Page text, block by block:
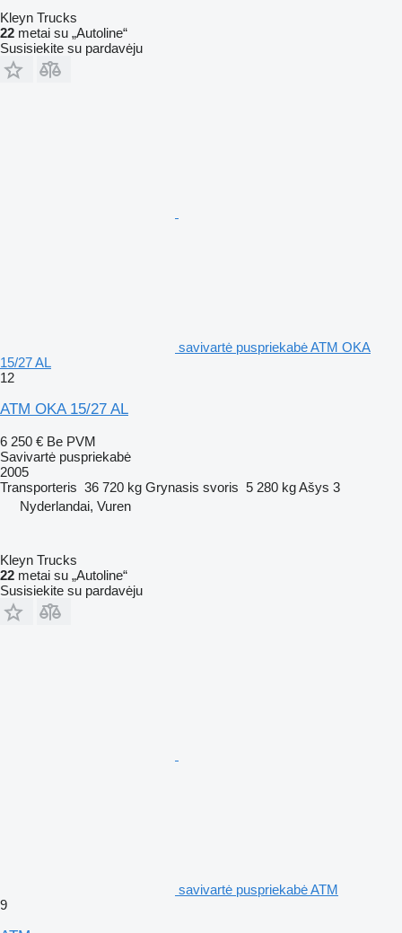
Kleyn Trucks
22 metai su „Autoline“
Susisiekite su pardavėju
savivartė puspriekabė ATM OKA
15/27 AL
12
ATM OKA 15/27 AL
6 250 € Be PVM
Savivartė puspriekabė
2005
Transporteris 36 720 kg Grynasis svoris 5 280 kgAšys 3
Nyderlandai, Vuren
Kleyn Trucks
22 metai su „Autoline“
Susisiekite su pardavėju
savivartė puspriekabė ATM
9